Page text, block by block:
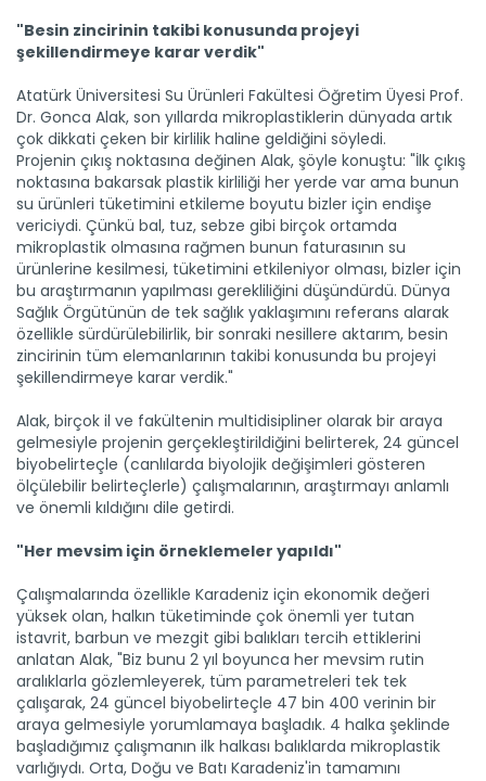
"Besin zincirinin takibi konusunda projeyi
şekillendirmeye karar verdik"
Atatürk Üniversitesi Su Ürünleri Fakültesi Öğretim Üyesi Prof.
Dr. Gonca Alak, son yıllarda mikroplastiklerin dünyada artık
çok dikkati çeken bir kirlilik haline geldiğini söyledi.
Projenin çıkış noktasına değinen Alak, şöyle konuştu: "İlk çıkış
noktasına bakarsak plastik kirliliği her yerde var ama bunun
su ürünleri tüketimini etkileme boyutu bizler için endişe
vericiydi. Çünkü bal, tuz, sebze gibi birçok ortamda
mikroplastik olmasına rağmen bunun faturasının su
ürünlerine kesilmesi, tüketimini etkileniyor olması, bizler için
bu araştırmanın yapılması gerekliliğini düşündürdü. Dünya
Sağlık Örgütünün de tek sağlık yaklaşımını referans alarak
özellikle sürdürülebilirlik, bir sonraki nesillere aktarım, besin
zincirinin tüm elemanlarının takibi konusunda bu projeyi
şekillendirmeye karar verdik."
Alak, birçok il ve fakültenin multidisipliner olarak bir araya
gelmesiyle projenin gerçekleştirildiğini belirterek, 24 güncel
biyobelirteçle (canlılarda biyolojik değişimleri gösteren
ölçülebilir belirteçlerle) çalışmalarının, araştırmayı anlamlı
ve önemli kıldığını dile getirdi.
"Her mevsim için örneklemeler yapıldı"
Çalışmalarında özellikle Karadeniz için ekonomik değeri
yüksek olan, halkın tüketiminde çok önemli yer tutan
istavrit, barbun ve mezgit gibi balıkları tercih ettiklerini
anlatan Alak, "Biz bunu 2 yıl boyunca her mevsim rutin
aralıklarla gözlemleyerek, tüm parametreleri tek tek
çalışarak, 24 güncel biyobelirteçle 47 bin 400 verinin bir
araya gelmesiyle yorumlamaya başladık. 4 halka şeklinde
başladığımız çalışmanın ilk halkası balıklarda mikroplastik
varlığıydı. Orta, Doğu ve Batı Karadeniz'in tamamını